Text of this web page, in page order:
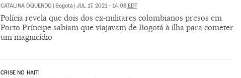
CATALINA OQUENDO Bogotá JUL 17, 2021 - 14:08 EDT
Polícia revela que dois dos ex-militares colombianos presos em
Porto Príncipe sabiam que viajavam de Bogotá à ilha para cometer
um magnicídio
CRISE NO HAITI